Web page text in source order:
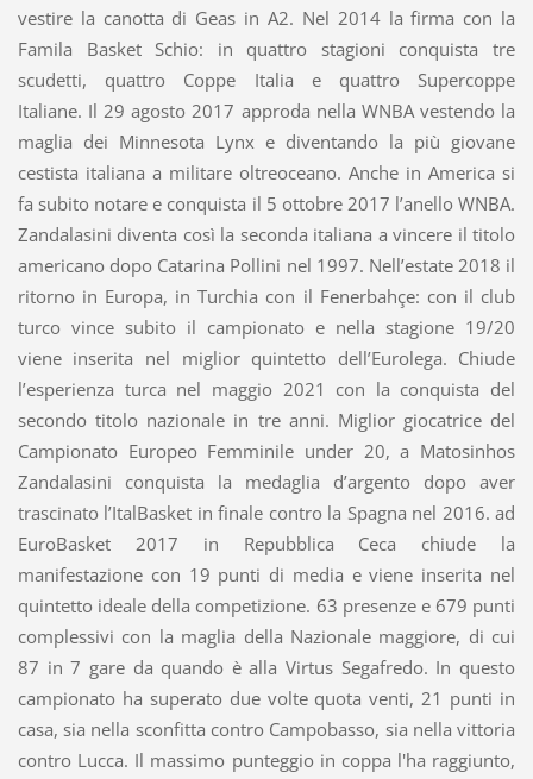
vestire la canotta di Geas in A2. Nel 2014 la firma con la
Famila Basket Schio: in quattro stagioni conquista tre
scudetti, quattro Coppe Italia e quattro Supercoppe
Italiane. Il 29 agosto 2017 approda nella WNBA vestendo la
maglia dei Minnesota Lynx e diventando la più giovane
cestista italiana a militare oltreoceano. Anche in America si
fa subito notare e conquista il 5 ottobre 2017 l’anello WNBA.
Zandalasini diventa così la seconda italiana a vincere il titolo
americano dopo Catarina Pollini nel 1997. Nell’estate 2018 il
ritorno in Europa, in Turchia con il Fenerbahçe: con il club
turco vince subito il campionato e nella stagione 19/20
viene inserita nel miglior quintetto dell’Eurolega. Chiude
l’esperienza turca nel maggio 2021 con la conquista del
secondo titolo nazionale in tre anni. Miglior giocatrice del
Campionato Europeo Femminile under 20, a Matosinhos
Zandalasini conquista la medaglia d’argento dopo aver
trascinato l’ItalBasket in finale contro la Spagna nel 2016. ad
EuroBasket 2017 in Repubblica Ceca chiude la
manifestazione con 19 punti di media e viene inserita nel
quintetto ideale della competizione. 63 presenze e 679 punti
complessivi con la maglia della Nazionale maggiore, di cui
87 in 7 gare da quando è alla Virtus Segafredo. In questo
campionato ha superato due volte quota venti, 21 punti in
casa, sia nella sconfitta contro Campobasso, sia nella vittoria
contro Lucca. Il massimo punteggio in coppa l'ha raggiunto,